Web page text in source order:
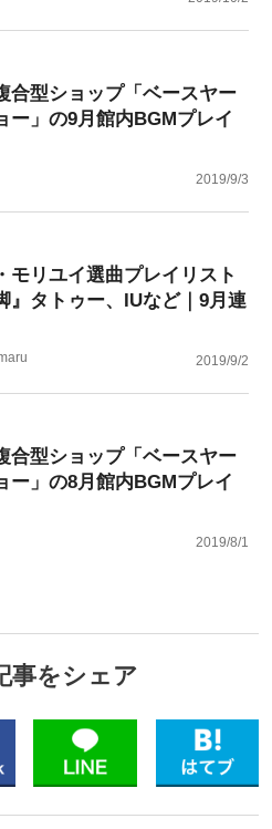
合型ショップ「ベースヤー
ー」の9月館内BGMプレイ
2019/9/3
モリユイ選曲プレイリスト
』タトゥー、IUなど｜9月連
2019/9/2
合型ショップ「ベースヤー
ー」の8月館内BGMプレイ
2019/8/1
事をシェア